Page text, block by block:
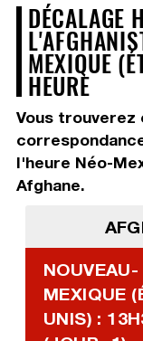
DÉCALAGE
MEXIQUE
HEURE
Vous trouverez
l'heure Néo-
Afghane.
NOUVEAU-
MEXIQUE
UNIS) :